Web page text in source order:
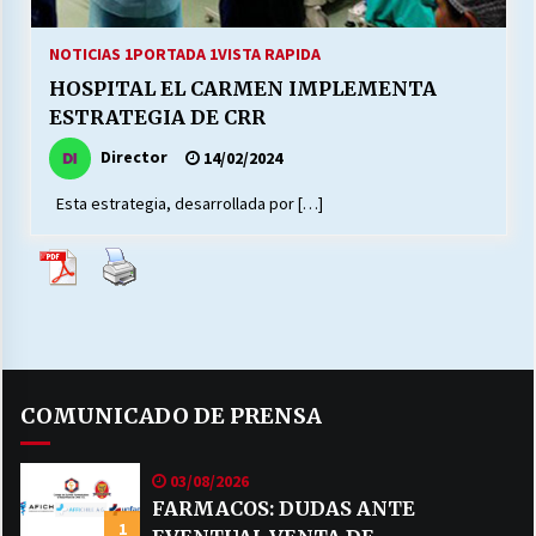
LABORAL:
13/07/2026
25/06/2026
16/06/2026
MUNICIPALIDADES, HONORARIOS, DESPIDOS
28/05/2026
NOTICIAS 1PORTADA 1VISTA RAPIDA
HOSPITAL EL CARMEN IMPLEMENTA
ESTRATEGIA DE CRR
Director 14/02/2024
Esta estrategia, desarrollada por […]
COMUNICADO DE PRENSA
1
03/08/2026
FARMACOS: DUDAS ANTE